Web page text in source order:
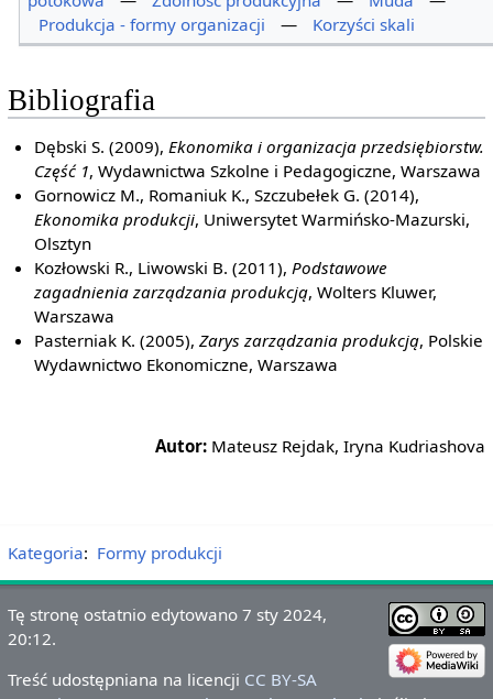
Produkcja - formy organizacji
— Korzyści skali
Bibliografia
Dębski S. (2009),Ekonomika i organizacja przedsiębiorstw.
Część 1, Wydawnictwa Szkolne i Pedagogiczne, Warszawa
Gornowicz M., Romaniuk K., Szczubełek G. (2014),
Ekonomika produkcji, Uniwersytet Warmińsko-Mazurski,
Olsztyn
Kozłowski R., Liwowski B. (2011),Podstawowe
zagadnienia zarządzania produkcją, Wolters Kluwer,
Warszawa
Pasterniak K. (2005),Zarys zarządzania produkcją, Polskie
Wydawnictwo Ekonomiczne, Warszawa
Autor: Mateusz Rejdak, Iryna Kudriashova
Kategoria: Formy produkcji
Tę stronę ostatnio edytowano 7 sty 2024,
20:12.
Treść udostępniana na licencji CC BY-SA